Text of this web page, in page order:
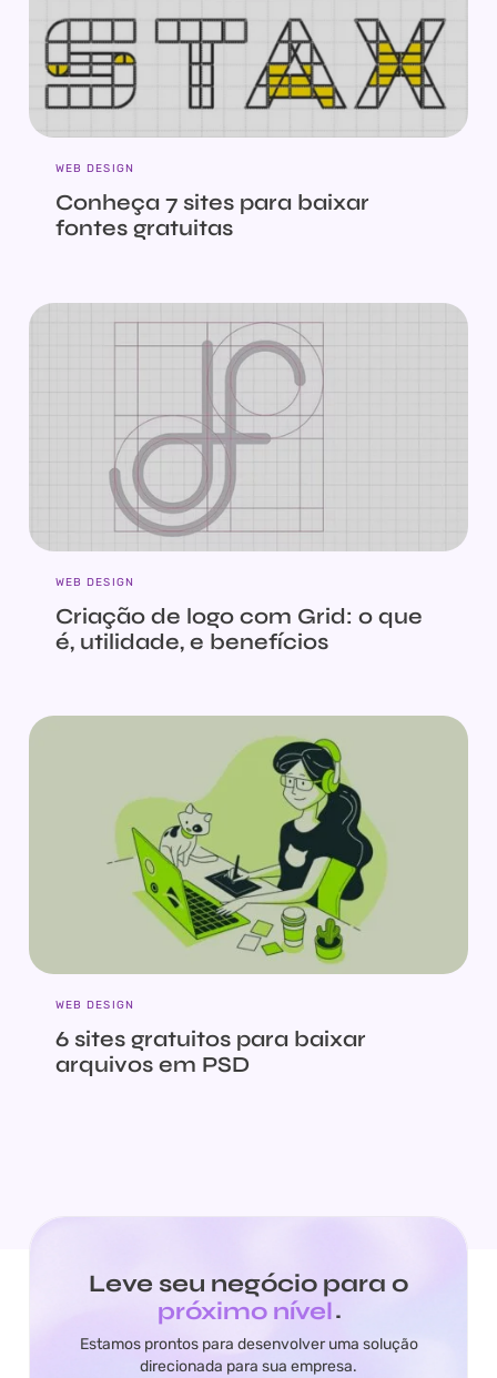
WEB DESIGN
Conheça 7 sites para baixar
fontes gratuitas
WEB DESIGN
Criação de logo com Grid: o que
é, utilidade, e benefícios
WEB DESIGN
6 sites gratuitos para baixar
arquivos em PSD
Leve seu negócio para o
próximo nível.
Estamos prontos para desenvolver uma solução
direcionada para sua empresa.